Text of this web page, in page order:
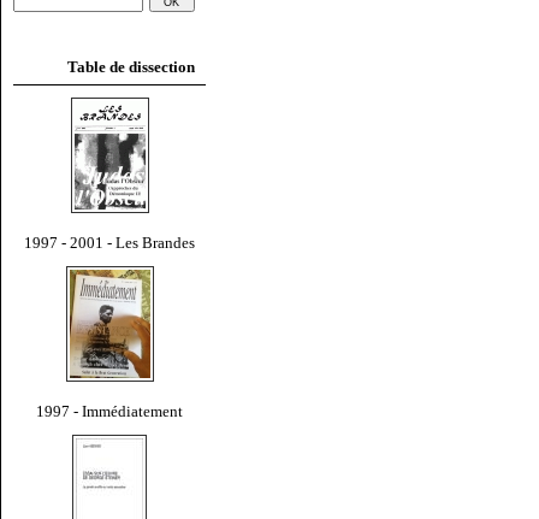
Table de dissection
1997 - 2001 - Les Brandes
1997 - Immédiatement